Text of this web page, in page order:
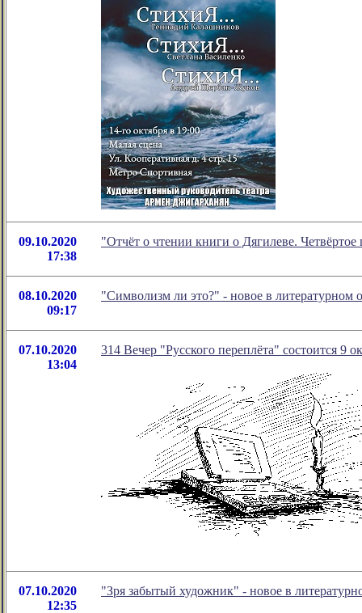
09.10.2020
17:38
"Отчёт о чтении книги о Дягилеве.
08.10.2020
09:17
"Символизм ли это?" - новое в
07.10.2020
13:04
314 Вечер "Русского переплёта" состоится 9
07.10.2020
12:35
"Зря забытый художник" - новое в